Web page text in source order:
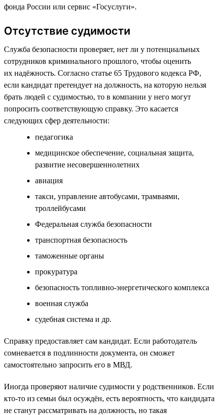
фонда России или сервис «Госуслуги».
Отсутствие судимости
Служба безопасности проверяет, нет ли у потенциальных
сотрудников криминального прошлого, чтобы оценить
их надёжность. Согласно статье 65 Трудового кодекса РФ,
если кандидат претендует на должность, на которую нельзя
брать людей с судимостью, то в компании у него могут
попросить соответствующую справку. Это касается
следующих сфер деятельности:
педагогика
медицинское обеспечение, социальная защита,
развитие несовершеннолетних
авиация
такси, управление автобусами, трамваями,
троллейбусами
Федеральная служба безопасности
транспортная безопасность
таможенные органы
прокуратура
безопасность топливно-энергетического комплекса
военная служба
судебная система и др.
Справку предоставляет сам кандидат. Если работодатель
сомневается в подлинности документа, он сможет
самостоятельно запросить его в МВД.
Иногда проверяют наличие судимости у родственников. Если
кто-то из семьи был осуждён, есть вероятность, что кандидата
не станут рассматривать на должность, но такая